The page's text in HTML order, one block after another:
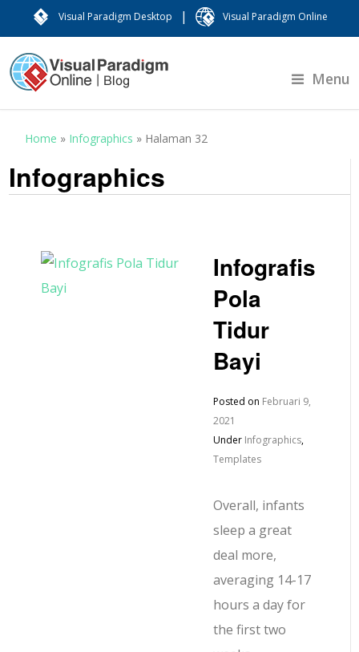
Visual Paradigm Desktop | Visual Paradigm Online
Menu
Home » Infographics » Halaman 32
Infographics
Infografis
Pola
Tidur
Bayi
Posted on Februari 9,
2021
Under Infographics,
Templates
Overall, infants
sleep a great
deal more,
averaging 14-17
hours a day for
the first two